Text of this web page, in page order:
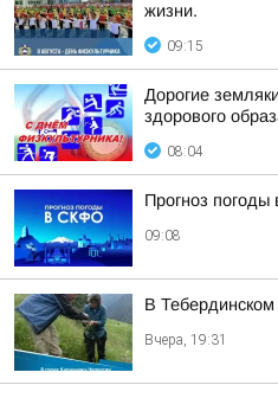
жизни.
09:15
Дорогие
здорового
08:04
Прогноз
09:08
В
Вчера, 19:31